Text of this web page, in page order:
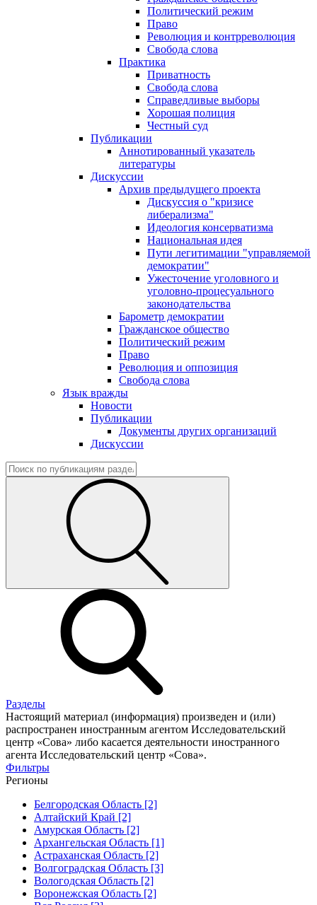
Политический режим
Право
Революция и контрреволюция
Свобода слова
Практика
Приватность
Свобода слова
Справедливые выборы
Хорошая полиция
Честный суд
Публикации
Аннотированный указатель
литературы
Дискуссии
Архив предыдущего проекта
Дискуссия о "кризисе
либерализма"
Идеология консерватизма
Национальная идея
Пути легитимации "управляемой
демократии"
Ужесточение уголовного и
уголовно-процесуального
законодательства
Барометр демократии
Гражданское общество
Политический режим
Право
Революция и оппозиция
Свобода слова
Язык вражды
Новости
Публикации
Документы других организаций
Дискуссии
Разделы
Настоящий материал (информация) произведен и (или)
распространен иностранным агентом Исследовательский
центр «Сова» либо касается деятельности иностранного
агента Исследовательский центр «Сова».
Фильтры
Регионы
Белгородская Область [2]
Алтайский Край [2]
Амурская Область [2]
Архангельская Область [1]
Астраханская Область [2]
Волгоградская Область [3]
Вологодская Область [2]
Воронежская Область [2]